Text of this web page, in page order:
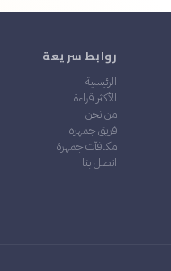
روابط سريعة
الرئيسية
الأكثر قراءة
من نحن
فريق جمهرة
مكافآت جمهرة
اتصل بنا